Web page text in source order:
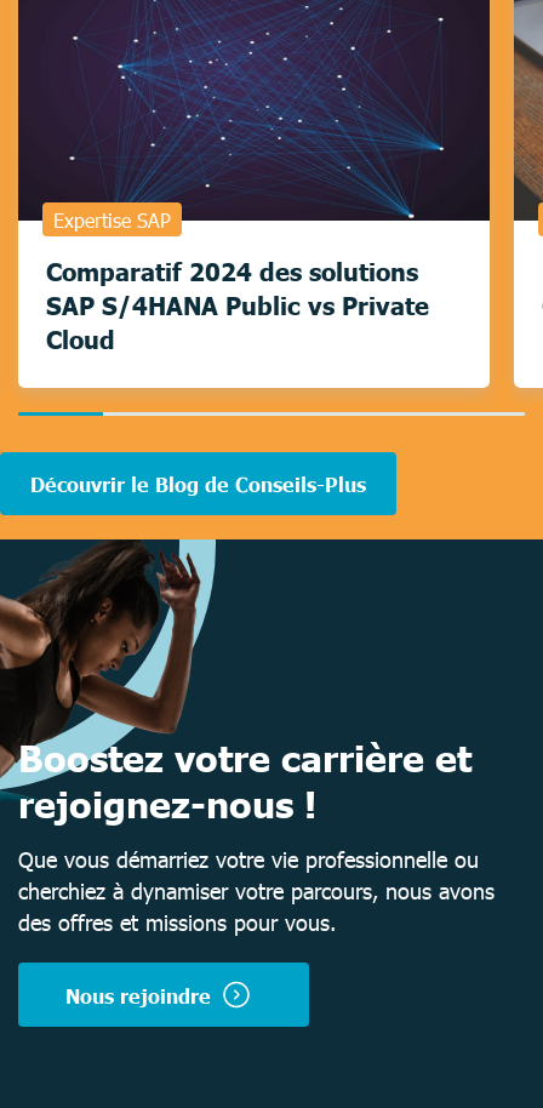
Expertise SAP
Comparatif 2024 des solutions
SAP S/4HANA Public vs Private
Cloud
completed
Découvrir le Blog de Conseils-Plus
Boostez votre carrière et
rejoignez-nous !
Que vous démarriez votre vie professionnelle ou
cherchiez à dynamiser votre parcours, nous avons
des offres et missions pour vous.
Nous rejoindre